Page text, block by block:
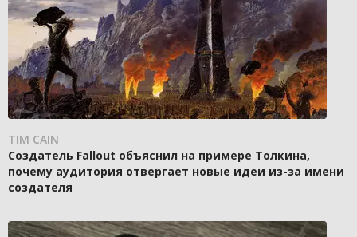
TIM CAIN
Создатель Fallout объяснил на примере Толкина,
почему аудитория отвергает новые идеи из-за имени
создателя